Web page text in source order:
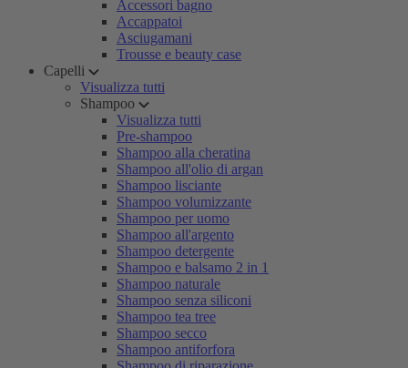
Accessori bagno
Accappatoi
Asciugamani
Trousse e beauty case
Capelli
Visualizza tutti
Shampoo
Visualizza tutti
Pre-shampoo
Shampoo alla cheratina
Shampoo all'olio di argan
Shampoo lisciante
Shampoo volumizzante
Shampoo per uomo
Shampoo all'argento
Shampoo detergente
Shampoo e balsamo 2 in 1
Shampoo naturale
Shampoo senza siliconi
Shampoo tea tree
Shampoo secco
Shampoo antiforfora